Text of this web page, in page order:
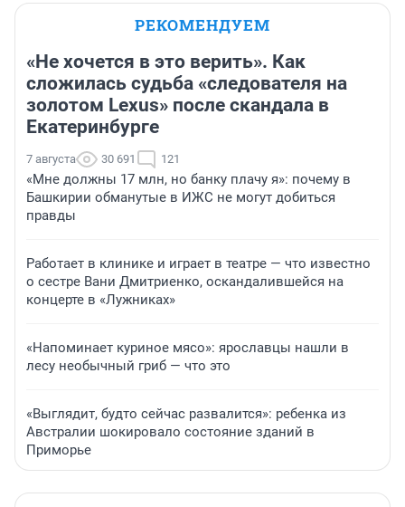
РЕКОМЕНДУЕМ
«Не хочется в это верить». Как
сложилась судьба «следователя на
золотом Lexus» после скандала в
Екатеринбурге
7 августа 30 691 121
«Мне должны 17 млн, но банку плачу я»: почему в
Башкирии обманутые в ИЖС не могут добиться
правды
Работает в клинике и играет в театре — что известно
о сестре Вани Дмитриенко, оскандалившейся на
концерте в «Лужниках»
«Напоминает куриное мясо»: ярославцы нашли в
лесу необычный гриб — что это
«Выглядит, будто сейчас развалится»: ребенка из
Австралии шокировало состояние зданий в
Приморье